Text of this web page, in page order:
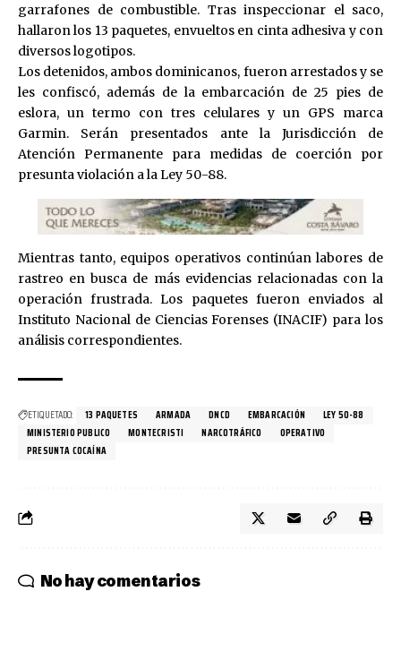
garrafones de combustible. Tras inspeccionar el saco,
hallaron los 13 paquetes, envueltos en cinta adhesiva y con
diversos logotipos.
Los detenidos, ambos dominicanos, fueron arrestados y se
les confiscó, además de la embarcación de 25 pies de
eslora, un termo con tres celulares y un GPS marca
Garmin. Serán presentados ante la Jurisdicción de
Atención Permanente para medidas de coerción por
presunta violación a la Ley 50-88.
Mientras tanto, equipos operativos continúan labores de
rastreo en busca de más evidencias relacionadas con la
operación frustrada. Los paquetes fueron enviados al
Instituto Nacional de Ciencias Forenses (INACIF) para los
análisis correspondientes.
ETIQUETADO: 13 PAQUETES ARMADA DNCD EMBARCACIÓN
LEY 50-88
MINISTERIO PUBLICO
MONTECRISTI NARCOTRÁFICO
OPERATIVO
PRESUNTA COCAÍNA
No hay comentarios